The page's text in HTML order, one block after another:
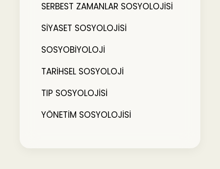
SERBEST ZAMANLAR SOSYOLOJİSİ
SİYASET SOSYOLOJİSİ
SOSYOBİYOLOJİ
TARİHSEL SOSYOLOJİ
TIP SOSYOLOJİSİ
YÖNETİM SOSYOLOJİSİ